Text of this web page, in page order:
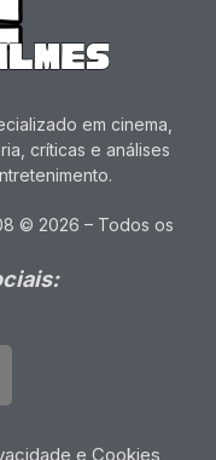
em cinema,
críticas e análises
© 2026 – Todos os
e Cookies